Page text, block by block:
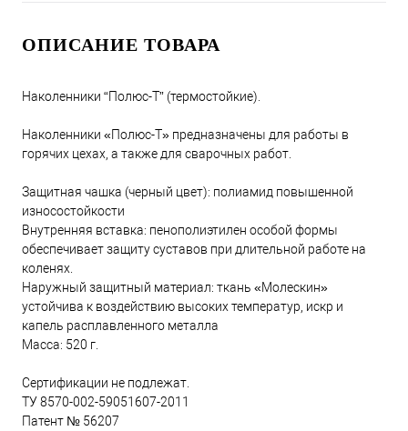
ОПИСАНИЕ ТОВАРА
Наколенники “Полюс-Т” (термостойкие).
Наколенники «Полюс-Т» предназначены для работы в
горячих цехах, а также для сварочных работ.
Защитная чашка (черный цвет): полиамид повышенной
износостойкости
Внутренняя вставка: пенополиэтилен особой формы
обеспечивает защиту суставов при длительной работе на
коленях.
Наружный защитный материал: ткань «Молескин»
устойчива к воздействию высоких температур, искр и
капель расплавленного металла
Масса: 520 г.
Сертификации не подлежат.
ТУ 8570-002-59051607-2011
Патент № 56207